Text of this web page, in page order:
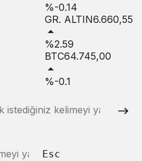
%-0.14
GR. ALTIN6.660,55
%2.59
BTC64.745,00
%-0.1
Esc